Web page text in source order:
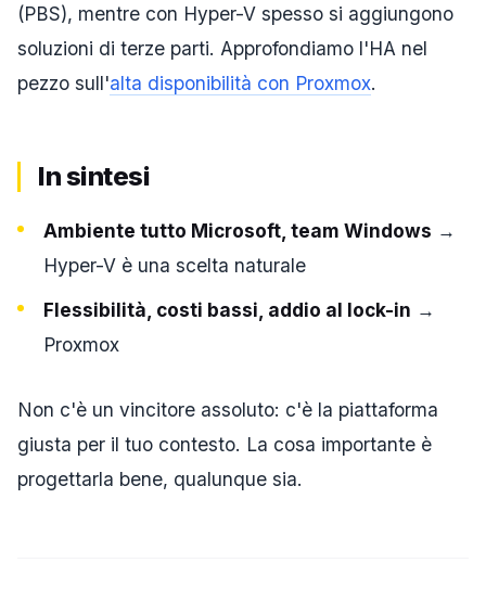
(PBS), mentre con Hyper-V spesso si aggiungono
soluzioni di terze parti. Approfondiamo l'HA nel
pezzo sull'alta disponibilità con Proxmox.
In sintesi
Ambiente tutto Microsoft, team Windows →
Hyper-V è una scelta naturale
Flessibilità, costi bassi, addio al lock-in →
Proxmox
Non c'è un vincitore assoluto: c'è la piattaforma
giusta per il tuo contesto. La cosa importante è
progettarla bene, qualunque sia.